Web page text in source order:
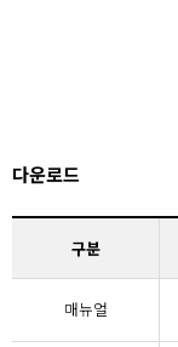
다운로드
구분
매뉴얼